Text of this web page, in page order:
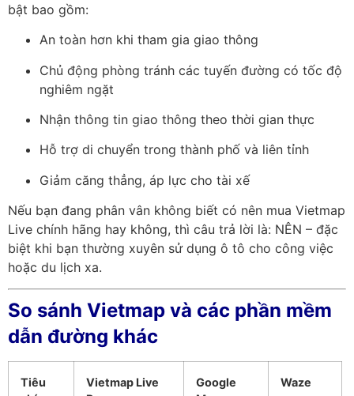
bật bao gồm:
An toàn hơn khi tham gia giao thông
Chủ động phòng tránh các tuyến đường có tốc độ
nghiêm ngặt
Nhận thông tin giao thông theo thời gian thực
Hỗ trợ di chuyển trong thành phố và liên tỉnh
Giảm căng thẳng, áp lực cho tài xế
Nếu bạn đang phân vân không biết có nên mua Vietmap
Live chính hãng hay không, thì câu trả lời là: NÊN – đặc
biệt khi bạn thường xuyên sử dụng ô tô cho công việc
hoặc du lịch xa.
So sánh Vietmap và các phần mềm
dẫn đường khác
Tiêu
Vietmap Live
Google
Waze